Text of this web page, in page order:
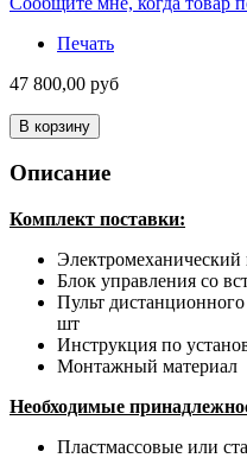
Печать
47 800,00 руб
В корзину
Описание
Комплект поставки:
Блок управления со
Пульт
шт
Инструкция по
Монтажный материал
Необходимые
Пластмассовые или